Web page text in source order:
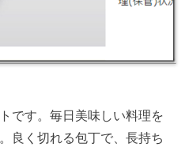
です。毎日美味しい料理を
良く切れる包丁で、長持ち